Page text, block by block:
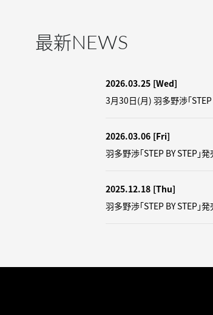
最新NEWS
2026.03.25 [Wed]
3月30日(月) 羽多野渉「STEP
2026.03.06 [Fri]
羽多野渉「STEP BY STEP」
2025.12.18 [Thu]
羽多野渉「STEP BY STEP」